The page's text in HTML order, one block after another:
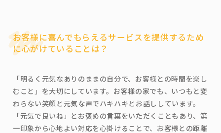
お客様に喜んでもらえるサービスを提供するため
に心がけていることは？
「明るく元気なありのままの自分で、お客様との時間を楽し
むこと」を大切にしています。お客様の家でも、いつもと変
わらない笑顔と元気な声でハキハキとお話ししています。
「元気で良いね」とお褒めの言葉をいただくこともあり、第
一印象から心地よい対応を心掛けることで、お客様との距離